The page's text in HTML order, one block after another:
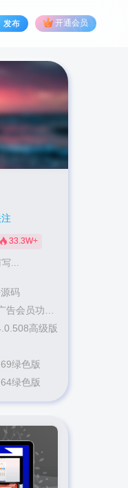
发布 开通会员
33.3W+
写...
码
齐全短剧源码
高级版
绿色版
绿色版